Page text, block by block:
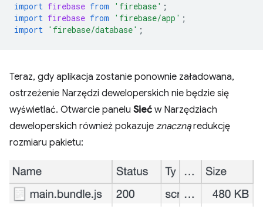
import firebase from 'firebase' ;
import firebase from 'firebase/app' ;
import 'firebase/database' ;
Teraz, gdy aplikacja zostanie ponownie załadowana,
ostrzeżenie Narzędzi deweloperskich nie będzie się
wyświetlać. Otwarcie panelu Sieć w Narzędziach
deweloperskich również pokazuje znacznąredukcję
rozmiaru pakietu: